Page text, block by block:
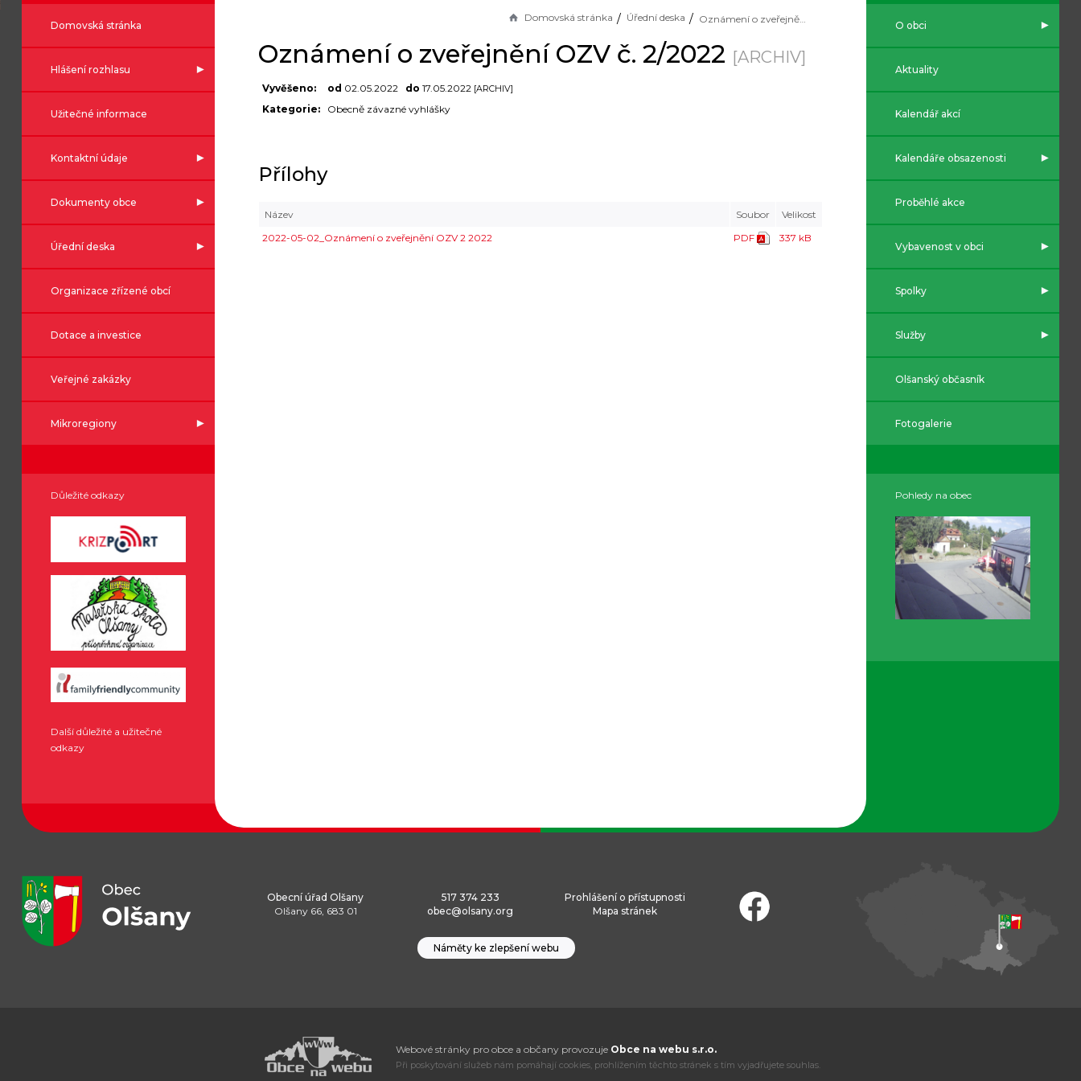
Domovská stránka
Hlášení rozhlasu
Užitečné informace
Kontaktní údaje
Dokumenty obce
Úřední deska
Organizace zřízené obcí
Dotace a investice
Veřejné zakázky
Mikroregiony
Důležité odkazy
Další důležité a užitečné
odkazy
Domovská stránka Úřední deska Oznámení o zveřejnění OZV č. 2/2022
Oznámení o zveřejnění OZV č. 2/2022 [ARCHIV]
Vyvěšeno: od 02.05.2022 do 17.05.2022 [ARCHIV]
Kategorie: Obecně závazné vyhlášky
Přílohy
Název Soubor
Velikost
2022-05-02_Oznámení o zveřejnění OZV 2 2022
PDF 337 kB
O obci
Aktuality
Kalendář akcí
Kalendáře obsazenosti
Proběhlé akce
Vybavenost v obci
Spolky
Služby
Olšanský občasník
Fotogalerie
Pohledy na obec
Obecní úřad Olšany
Olšany 66, 683 01
517 374 233
obec@olsany.org
Prohlášení o přístupnosti
Mapa stránek
Náměty ke zlepšení webu
Webové stránky pro obce a občany provozuje Obce na webu s.r.o.
Při poskytování služeb nám pomáhají cookies, prohlížením těchto stránek s tím vyjadřujete souhlas.